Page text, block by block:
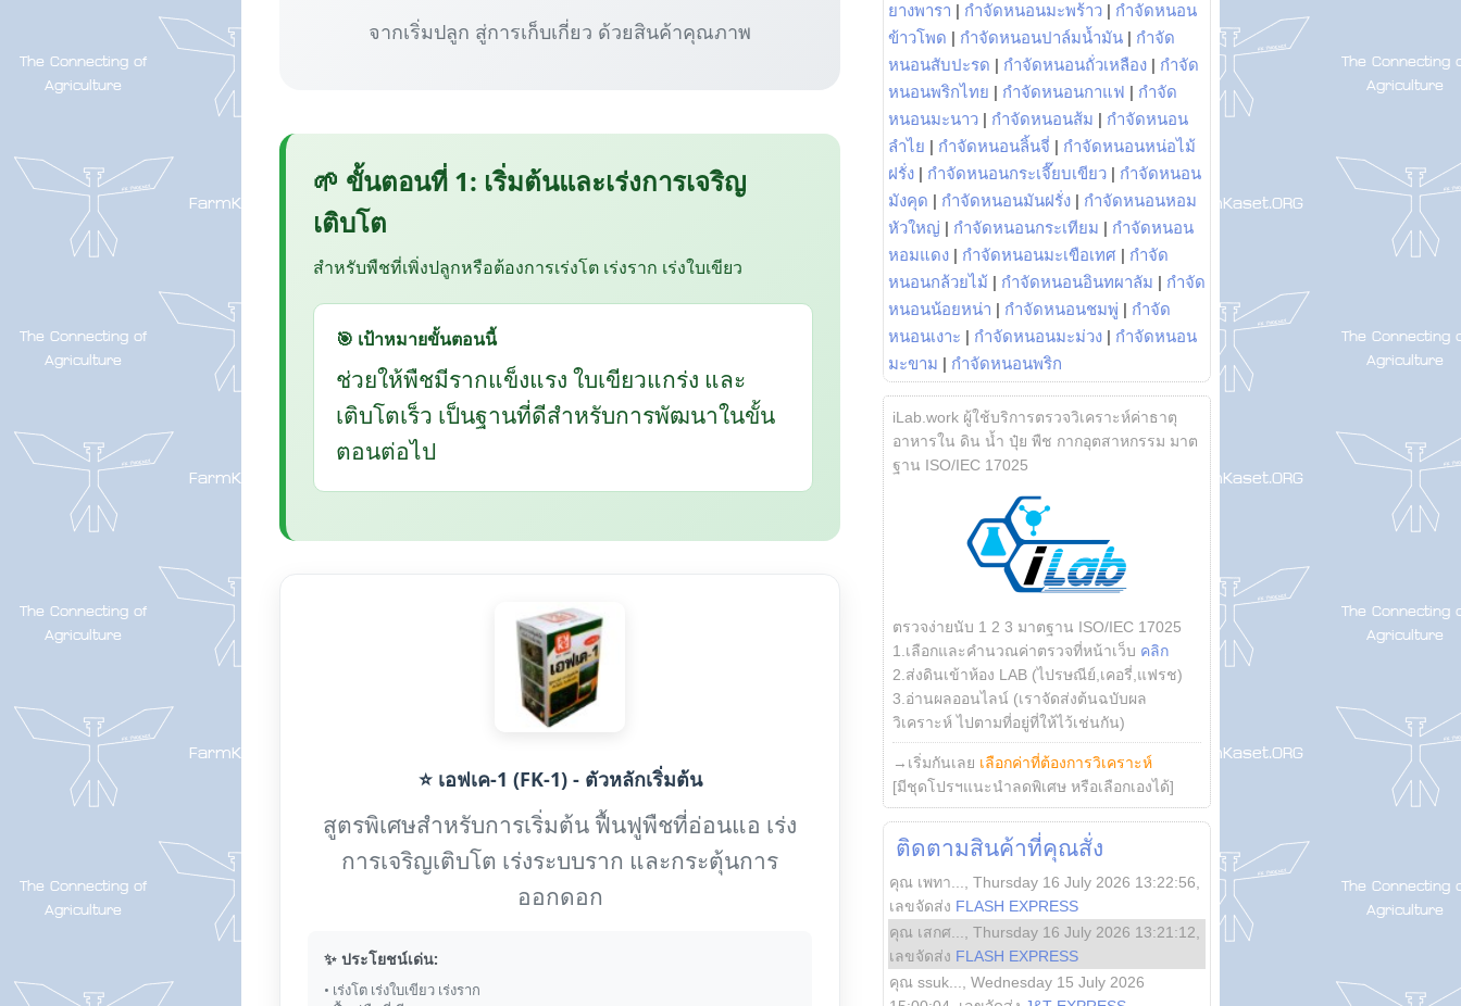
จากเริ่มปลูก สู่การเก็บเกี่ยว ด้วยสินค้าคุณภาพ
🌱 ขั้นตอนที่ 1: เริ่มต้นและเร่งการเจริญ
เติบโต
สำหรับพืชที่เพิ่งปลูกหรือต้องการเร่งโต เร่งราก เร่งใบเขียว
🎯 เป้าหมายขั้นตอนนี้
ช่วยให้พืชมีรากแข็งแรง ใบเขียวแกร่ง และ
เติบโตเร็ว เป็นฐานที่ดีสำหรับการพัฒนาในขั้น
ตอนต่อไป
⭐ เอฟเค-1 (FK-1) - ตัวหลักเริ่มต้น
สูตรพิเศษสำหรับการเริ่มต้น ฟื้นฟูพืชที่อ่อนแอ เร่ง
การเจริญเติบโต เร่งระบบราก และกระตุ้นการ
ออกดอก
✨ ประโยชน์เด่น:
• เร่งโต เร่งใบเขียว เร่งราก
ยางพารา | กำจัดหนอนมะพร้าว | กำจัดหนอน
ข้าวโพด | กำจัดหนอนปาล์มน้ำมัน | กำจัด
หนอนสับปะรด | กำจัดหนอนถั่วเหลือง | กำจัด
หนอนพริกไทย | กำจัดหนอนกาแฟ | กำจัด
หนอนมะนาว | กำจัดหนอนส้ม | กำจัดหนอน
ลำไย | กำจัดหนอนลิ้นจี่ | กำจัดหนอนหน่อไม้
ฝรั่ง | กำจัดหนอนกระเจี๊ยบเขียว | กำจัดหนอน
มังคุด | กำจัดหนอนมันฝรั่ง | กำจัดหนอนหอม
หัวใหญ่ | กำจัดหนอนกระเทียม | กำจัดหนอน
หอมแดง | กำจัดหนอนมะเขือเทศ | กำจัด
หนอนกล้วยไม้ | กำจัดหนอนอินทผาลัม | กำจัด
หนอนน้อยหน่า | กำจัดหนอนชมพู่ | กำจัด
หนอนเงาะ | กำจัดหนอนมะม่วง | กำจัดหนอน
มะขาม | กำจัดหนอนพริก
iLab.work ผู้ใช้บริการตรวจวิเคราะห์ค่าธาตุ
อาหารใน ดิน น้ำ ปุ๋ย พืช กากอุตสาหกรรม มาต
ฐาน ISO/IEC 17025
ตรวจง่ายนับ 1 2 3 มาตฐาน ISO/IEC 17025
1.เลือกและคำนวณค่าตรวจที่หน้าเว็บ คลิก
2.ส่งดินเข้าห้อง LAB (ไปรษณีย์,เคอรี่,แฟรช)
3.อ่านผลออนไลน์ (เราจัดส่งต้นฉบับผล
วิเคราะห์ ไปตามที่อยู่ที่ให้ไว้เช่นกัน)
→เริ่มกันเลย เลือกค่าที่ต้องการวิเคราะห์
[มีชุดโปรฯแนะนำลดพิเศษ หรือเลือกเองได้]
ติดตามสินค้าที่คุณสั่ง
คุณ เพทา... Thursday 16 July 2026 13:22:56
เลขจัดส่ง FLASH EXPRESS
คุณ เสกศ...
Thursday 16 July 2026 13:21:12
เลขจัดส่ง FLASH EXPRESS
คุณ ssuk...
Wednesday 15 July 2026